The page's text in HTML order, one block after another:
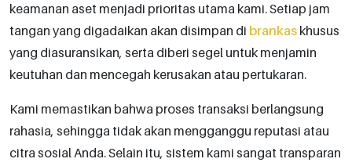
keamanan aset menjadi prioritas utama kami. Setiap jam
tangan yang digadaikan akan disimpan di brankas khusus
yang diasuransikan, serta diberi segel untuk menjamin
keutuhan dan mencegah kerusakan atau pertukaran.
Kami memastikan bahwa proses transaksi berlangsung
rahasia, sehingga tidak akan mengganggu reputasi atau
citra sosial Anda. Selain itu, sistem kami sangat transparan